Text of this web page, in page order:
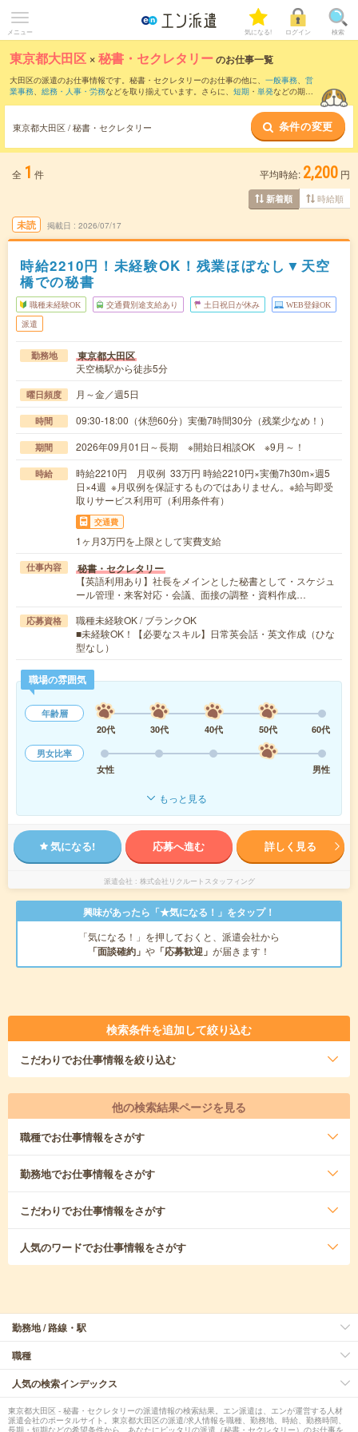
メニュー 気になる! ログイン 検索
東京都大田区 ×秘書・セクレタリーのお仕事一覧
大田区の派遣のお仕事情報です。秘書・セクレタリーのお仕事の他に、 一般事務、 営
業事務、 総務・人事・労務などを取り揃えています。さらに、 短期 ・ 単発などの期間
東京都大田区 / 秘書・セクレタリー 条件の変更
全 1 件 平均時給: 2,200 円
新着順 時給順
未読 掲載日 2026/07/17
時給2210円！未経験OK！残業ほぼなし▼天空
橋での秘書
職種未経験OK 交通費別途支給あり 土日祝日が休み WEB登録OK
派遣
勤務地 東京都大田区
天空橋駅から徒歩5分
曜日頻度 月～金／週5日
時間 09:30-18:00（休憩60分）実働7時間30分（残業少なめ！）
期間 2026年09月01日～長期 ※開始日相談OK ※9月～！
時給
時給2210円 月収例 33万円 時給2210円×実働7h30m×週5
日×4週 ※月収例を保証するものではありません。※給与即受
取りサービス利用可（利用条件有）
交通費
1ヶ月3万円を上限として実費支給
仕事内容 秘書・セクレタリー
【英語利用あり】社長をメインとした秘書として・スケジュ
ール管理・来客対応・会議、面接の調整・資料作成…
応募資格
職種未経験OK / ブランクOK
■未経験OK！【必要なスキル】日常英会話・英文作成（ひな
型なし）
職場の雰囲気
年齢層
20代
30代 40代 50代
60代
男女比率
女性
男性
もっと見る
気になる! 応募へ進む 詳しく見る
派遣会社 株式会社リクルートスタッフィング
興味があったら「★気になる！」をタップ！
「気になる！」を押しておくと、派遣会社から
「面談確約」 や 「応募歓迎」 が届きます！
検索条件を追加して絞り込む
こだわりでお仕事情報を絞り込む
他の検索結果ページを見る
職種でお仕事情報をさがす
勤務地でお仕事情報をさがす
こだわりでお仕事情報をさがす
人気のワードでお仕事情報をさがす
勤務地 / 路線・駅
職種
人気の検索インデックス
東京都大田区 - 秘書・セクレタリーの派遣情報の検索結果。エン派遣は、エンが運営する人材
派遣会社のポータルサイト。東京都大田区の派遣/求人情報を職種、勤務地、時給、勤務時間、
長期・短期などの希望条件から、あなたにピッタリの派遣（秘書・セクレタリー）のお仕事を